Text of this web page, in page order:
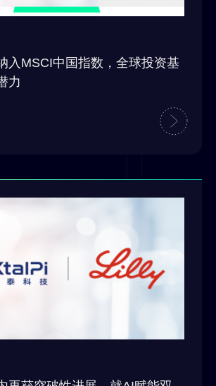
入MSCI中国指数，全球投资基
力